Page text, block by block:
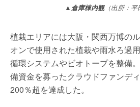
▲倉庫棟内観（出所：平
植栽エリアには大阪・関西万博の
オンで使用された植栽や雨水ろ過
循環システムやビオトープを整備
備資金を募ったクラウドファンデ
200％超を達成した。